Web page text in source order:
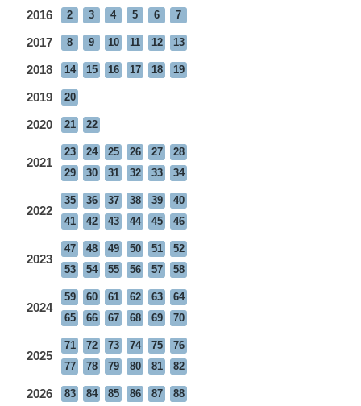
2016 2 3 4 5 6 7
2017 8 9 10 11 12 13
2018 14 15 16 17 18 19
2019 20
2020 21 22
2021
23 24 25 26 27
28
29
30 31 32 33 34
2022
35 36 37 38 39
40
41
42 43 44 45 46
2023
47 48 49 50 51
52
53
54 55 56 57 58
2024
59 60 61 62 63
64
65
66 67 68 69 70
2025
71 72 73 74 75
76
77
78 79 80 81 82
2026 83 84 85 86 87 88